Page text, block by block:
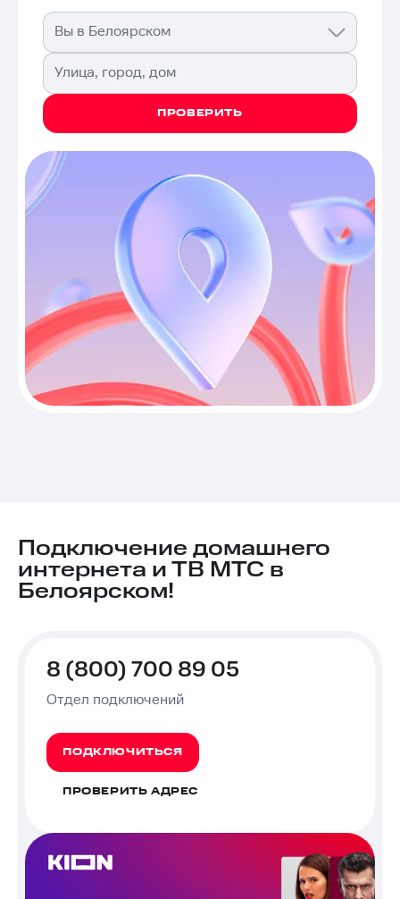
Вы в Белоярском
Улица, город, дом
ПРОВЕРИТЬ
Подключение домашнего
интернета и ТВ МТС в
Белоярском!
8 (800) 700 89 05
Отдел подключений
ПОДКЛЮЧИТЬСЯ
ПРОВЕРИТЬ АДРЕС